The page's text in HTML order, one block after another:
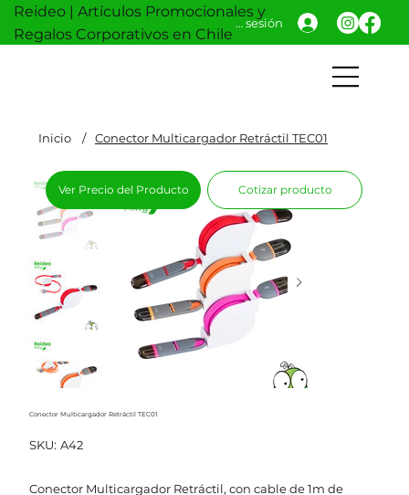
Reideo | Artículos Promocionales y
Regalos Corporativos en Chile
Iniciar sesión
Inicio / Conector Multicargador Retráctil TEC01
Conector Multicargador Retráctil TEC01
SKU:
SKU
A42
A42
Conector Multicargador Retráctil, con cable de 1m de
Ver Precio del Producto Cotizar producto